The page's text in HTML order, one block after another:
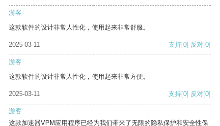
游客
这款软件的设计非常人性化，使用起来非常舒服。
2025-03-11 支持[0] 反对[0]
游客
这款软件的设计非常人性化，使用起来非常方便。
2025-03-11 支持[0] 反对[0]
游客
这款加速器VPM应用程序已经为我们带来了无限的隐私保护和安全性保